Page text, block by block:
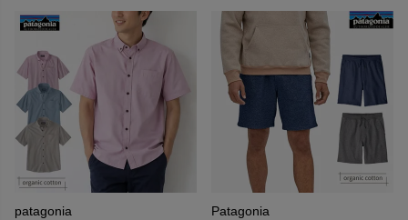
patagonia
Patagonia